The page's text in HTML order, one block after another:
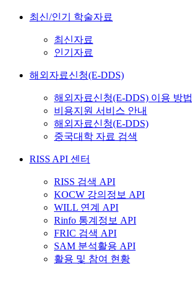
최신/인기 학술자료
최신자료
인기자료
해외자료신청(E-DDS)
해외자료신청(E-DDS) 이용 방법
비용지원 서비스 안내
해외자료신청(E-DDS)
중국대학 자료 검색
RISS API 센터
RISS 검색 API
KOCW 강의정보 API
WILL 연계 API
Rinfo 통계정보 API
FRIC 검색 API
SAM 분석활용 API
활용 및 참여 현황